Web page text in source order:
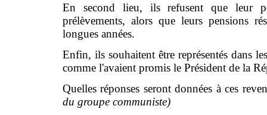
En second lieu, ils refusent que leur
prélèvements, alors que leurs pensions
longues années.
Enfin, ils souhaitent être représentés dans
comme l'avaient promis le Président de la
Quelles réponses seront données à ces
du groupe communiste)